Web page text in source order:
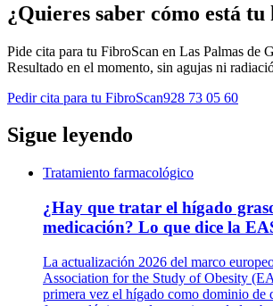
¿Quieres saber cómo está tu
Pide cita para tu FibroScan en Las Palmas de
Resultado en el momento, sin agujas ni
Pedir cita para tu FibroScan928 73 05 60
Sigue leyendo
Tratamiento farmacológico
¿Hay que tratar el hígado
medicación? Lo que dice la
La actualización 2026 del marco
Association for the Study of Obesity
primera vez el hígado como dominio de